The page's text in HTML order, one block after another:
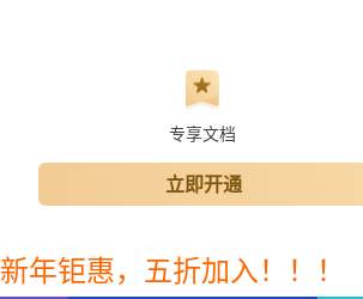
专享文档
立即开通
新年钜惠，五折加入！！！